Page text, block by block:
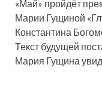
«Май» пройдёт
Марии Гущиной
Константина
Текст будущей
Мария Гущина